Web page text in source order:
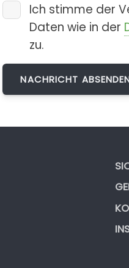
Ich stimme der
Daten wie in der
zu.